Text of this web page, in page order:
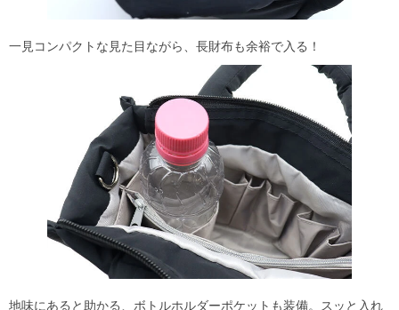
一見コンパクトな見た目ながら、長財布も余裕で入る！
地味にあると助かる、ボトルホルダーポケットも装備。スッと入れ